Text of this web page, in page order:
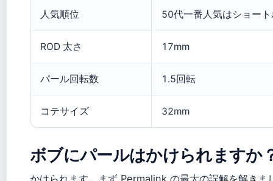
人気順位 50代一番人気はショー
ROD 太さ 17mm
パール回転数 1.5回転
コテサイズ 32mm
ボブにパールはかけられますか